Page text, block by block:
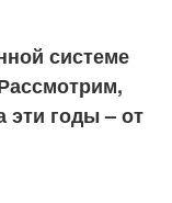
системе
эти годы – от